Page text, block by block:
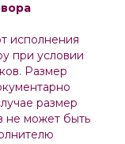
исполнения
при условии
Размер
размер
не может быть